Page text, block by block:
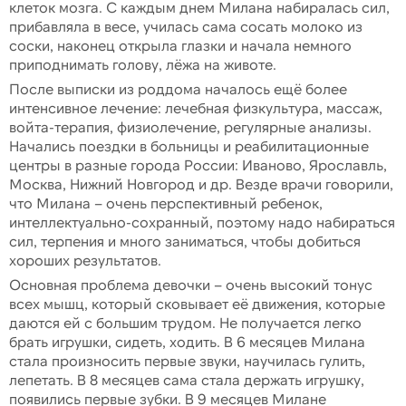
клеток мозга. С каждым днем Милана набиралась сил,
прибавляла в весе, училась сама сосать молоко из
соски, наконец открыла глазки и начала немного
приподнимать голову, лёжа на животе.
После выписки из роддома началось ещё более
интенсивное лечение: лечебная физкультура, массаж,
войта-терапия, физиолечение, регулярные анализы.
Начались поездки в больницы и реабилитационные
центры в разные города России: Иваново, Ярославль,
Москва, Нижний Новгород и др. Везде врачи говорили,
что Милана – очень перспективный ребенок,
интеллектуально-сохранный, поэтому надо набираться
сил, терпения и много заниматься, чтобы добиться
хороших результатов.
Основная проблема девочки – очень высокий тонус
всех мышц, который сковывает её движения, которые
даются ей с большим трудом. Не получается легко
брать игрушки, сидеть, ходить. В 6 месяцев Милана
стала произносить первые звуки, научилась гулить,
лепетать. В 8 месяцев сама стала держать игрушку,
появились первые зубки. В 9 месяцев Милане